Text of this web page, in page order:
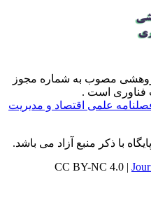
مصوب به شماره مجوز
علمی اقتصاد و مدیریت
با ذکر منبع آزاد می باشد.